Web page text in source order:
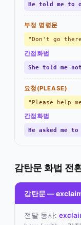
He told me to
부정 명령문
"Don't go
간접화법
She told me
요청(PLEASE)
"Please help
간접화법
He asked me
감탄문 화법 전
감탄문 —
전달 동사: